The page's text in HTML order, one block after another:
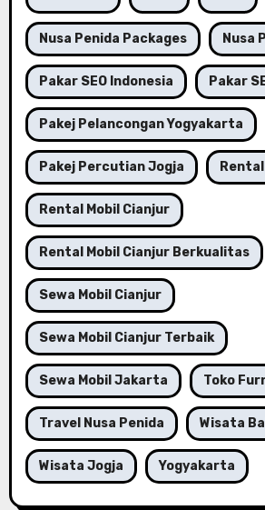
Nusa Penida Packages Nusa
Pakar SEO Indonesia Pakar
Pakej Pelancongan Yogyakarta
Pakej Percutian Jogja Rental
Rental Mobil Cianjur
Rental Mobil Cianjur Berkualitas
Sewa Mobil Cianjur
Sewa Mobil Cianjur Terbaik
Sewa Mobil Jakarta Toko
Travel Nusa Penida Wisata
Wisata Jogja Yogyakarta